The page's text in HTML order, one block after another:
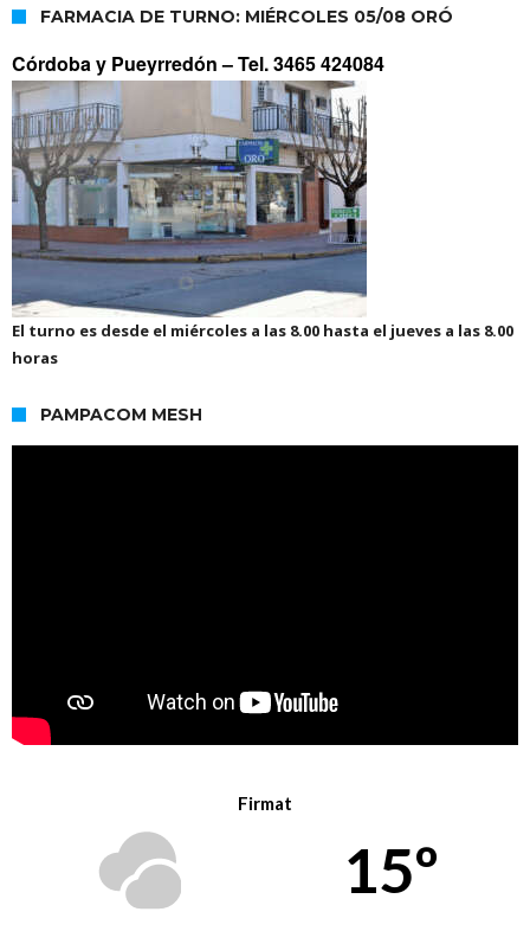
FARMACIA DE TURNO: MIÉRCOLES 05/08 ORÓ
Córdoba y Pueyrredón –Tel. 3465 424084
El turno es desde el miércoles a las 8.00 hasta el jueves a las 8.00
horas
PAMPACOM MESH
Firmat
15º